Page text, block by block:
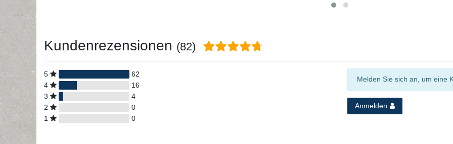
Kundenrezensionen (82)
5
62
4
16
3
4
2
0
1
0
Melden Sie sich an, um eine
Anmelden